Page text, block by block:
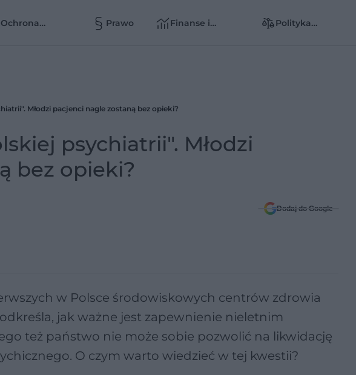
Ochrona
Prawo
Finanse i
Polityka
Młodzi pacjenci nagle zostaną bez opieki?
psychiatrii". Młodzi
bez opieki?
Dodaj do Google
w Polsce środowiskowych centrów zdrowia
jak ważne jest zapewnienie nieletnim
też państwo nie może sobie pozwolić na likwidację
O czym warto wiedzieć w tej kwestii?